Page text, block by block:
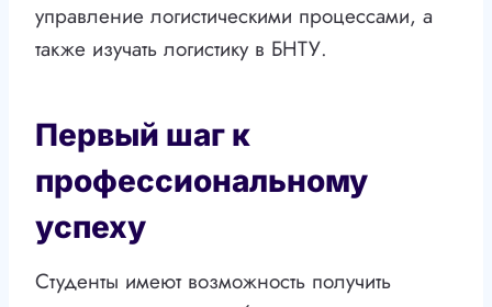
управление логистическими процессами, а
также изучать логистику в БНТУ.
Первый шаг к
профессиональному
успеху
Студенты имеют возможность получить